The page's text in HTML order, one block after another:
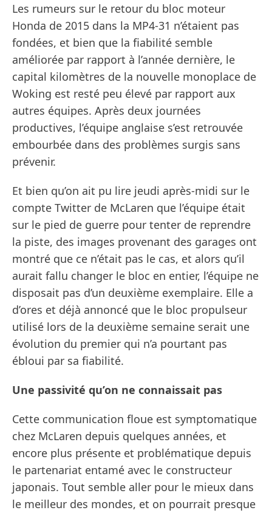
Les rumeurs sur le retour du bloc moteur
Honda de 2015 dans la MP4-31 n’étaient pas
fondées, et bien que la fiabilité semble
améliorée par rapport à l’année dernière, le
capital kilomètres de la nouvelle monoplace de
Woking est resté peu élevé par rapport aux
autres équipes. Après deux journées
productives, l’équipe anglaise s’est retrouvée
embourbée dans des problèmes surgis sans
prévenir.
Et bien qu’on ait pu lire jeudi après-midi sur le
compte Twitter de McLaren que l’équipe était
sur le pied de guerre pour tenter de reprendre
la piste, des images provenant des garages ont
montré que ce n’était pas le cas, et alors qu’il
aurait fallu changer le bloc en entier, l’équipe ne
disposait pas d’un deuxième exemplaire. Elle a
d’ores et déjà annoncé que le bloc propulseur
utilisé lors de la deuxième semaine serait une
évolution du premier qui n’a pourtant pas
ébloui par sa fiabilité.
Une passivité qu’on ne connaissait pas
Cette communication floue est symptomatique
chez McLaren depuis quelques années, et
encore plus présente et problématique depuis
le partenariat entamé avec le constructeur
japonais. Tout semble aller pour le mieux dans
le meilleur des mondes, et on pourrait presque